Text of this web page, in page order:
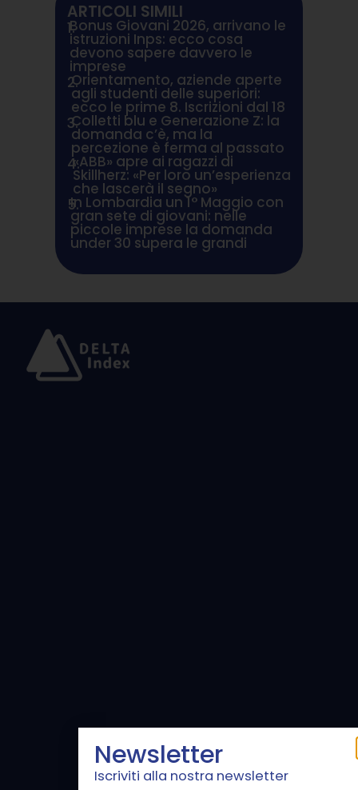
ARTICOLI SIMILI
1.
Bonus Giovani 2026, arrivano le
istruzioni Inps: ecco cosa
devono sapere davvero le
imprese
2.
Orientamento, aziende aperte
agli studenti delle superiori:
ecco le prime 8. Iscrizioni dal 18
3.
Colletti blu e Generazione Z: la
domanda c’è, ma la
percezione è ferma al passato
4.«ABB» apre ai ragazzi di
Skillherz: «Per loro un’esperienza
che lascerà il segno»
5.
In Lombardia un 1° Maggio con
gran sete di giovani: nelle
piccole imprese la domanda
under 30 supera le grandi
Newsletter
Iscriviti alla nostra newsletter